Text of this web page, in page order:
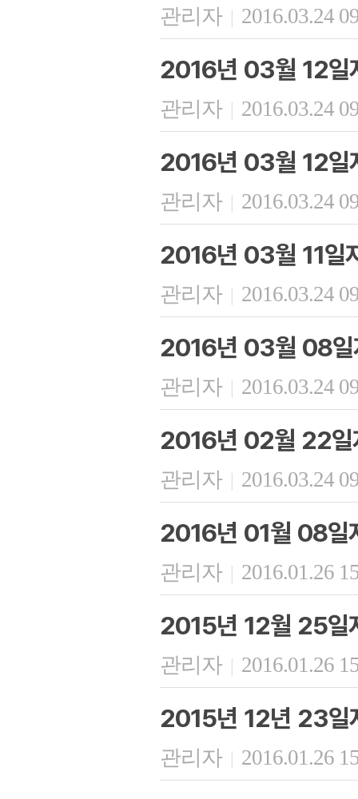
관리자 | 2016.03.24
2016년 03월 12일
관리자 | 2016.03.24
2016년 03월 12일
관리자 | 2016.03.24
2016년 03월 11일
관리자 | 2016.03.24
2016년 03월 08일
관리자 | 2016.03.24
2016년 02월 22일
관리자 | 2016.03.24
2016년 01월 08일
관리자 | 2016.01.26
2015년 12월 25일
관리자 | 2016.01.26
2015년 12년 23일
관리자 | 2016.01.26